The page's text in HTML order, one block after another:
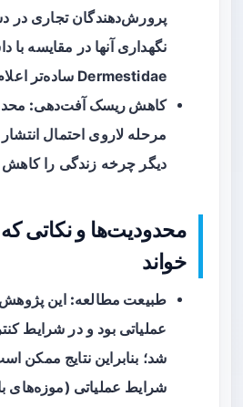
پرورش‌دهندگان تجاری در
نگهداری آنها در مقایسه با
Dermestidae ساده‌تر اعلام شده است.
کاهش ریسک آفت‌دهی:
مرحله لاروی احتمال
دیگر چرخه زندگی را
محدودیت‌ها و نکاتی که
خواند
طبیعت مطالعه: این
عملیاتی بود و در شرایط
شد؛ بنابراین نتایج ممکن
شرایط عملیاتی (موزه‌های